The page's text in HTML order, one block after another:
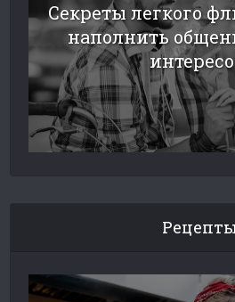
Секреты легкого
наполнить